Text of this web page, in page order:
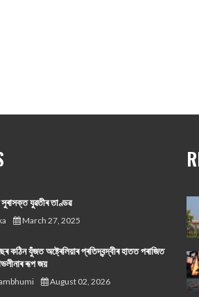
সুৰাসক্ত যুৱতীৰ তাণ্ডৱ
March 27, 2025
কঠিন যুঁজত অষ্ট্ৰেলিয়াৰ প্ৰতিদ্বন্দ্বীৰ হাতত পৰাজিত
ৰূপ জয়
August 02, 2026